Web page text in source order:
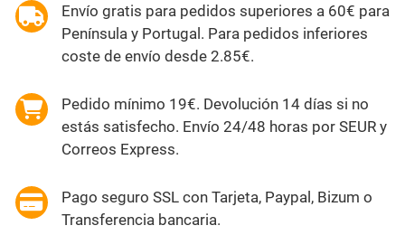
Envío gratis para pedidos superiores a 60€ para
Península y Portugal. Para pedidos inferiores
coste de envío desde 2.85€.
Pedido mínimo 19€. Devolución 14 días si no
estás satisfecho. Envío 24/48 horas por SEUR y
Correos Express.
Pago seguro SSL con Tarjeta, Paypal, Bizum o
Transferencia bancaria.